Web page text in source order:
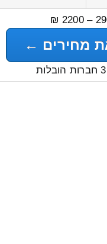
2900
מחירים ←